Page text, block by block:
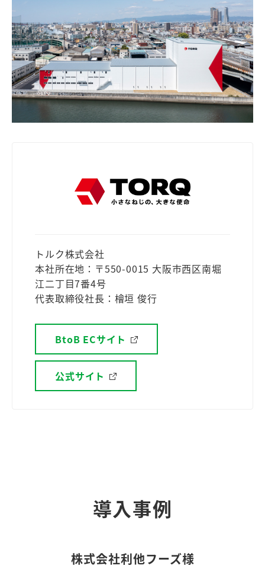
トルク株式会社
本社所在地：〒550-0015 大阪市西区南堀
江二丁目7番4号
代表取締役社長：檜垣 俊行
BtoB ECサイト
公式サイト
導入事例
株式会社利他フーズ様